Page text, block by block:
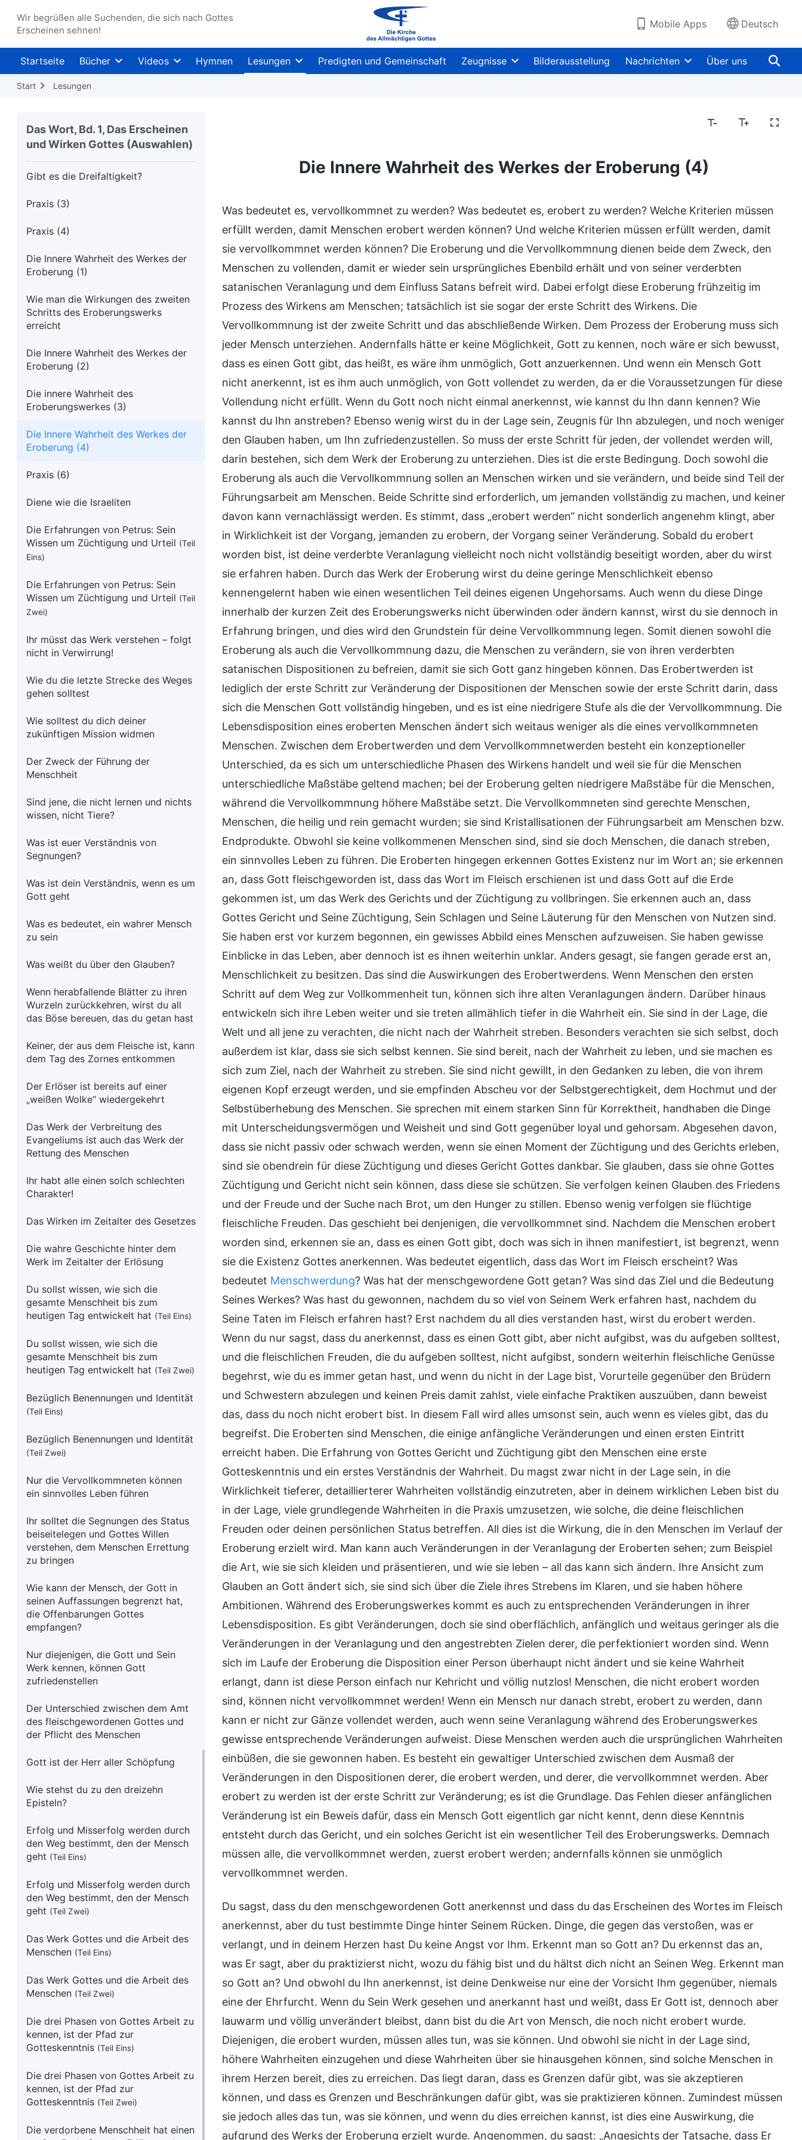
Wir begrüßen alle Suchenden, die sich nach Gottes
Erscheinen sehnen!
Mobile Apps Deutsch
Startseite Bücher Videos Hymnen Lesungen Predigten und Gemeinschaft Zeugnisse Bilderausstellung Nachrichten Über uns
Start Lesungen
Das Wort, Bd. 1, Das Erscheinen
und Wirken Gottes (Auswahlen)
(3)
Das Geheimnis der Menschwerdung
Die beiden Menschwerdungen
vollenden die Bedeutung der
Menschwerdung
Gibt es die Dreifaltigkeit?
Praxis (3)
Praxis (4)
Die Innere Wahrheit des Werkes der
Eroberung (1)
Wie man die Wirkungen des zweiten
Schritts des Eroberungswerks
erreicht
Die Innere Wahrheit des Werkes der
Eroberung (2)
Die innere Wahrheit des
Eroberungswerkes (3)
Die Innere Wahrheit des Werkes der
Eroberung (4)
Praxis (6)
Diene wie die Israeliten
Die Erfahrungen von Petrus: Sein
Wissen um Züchtigung und Urteil (Teil
Eins)
Die Erfahrungen von Petrus: Sein
Wissen um Züchtigung und Urteil (Teil
Zwei)
Ihr müsst das Werk verstehen – folgt
nicht in Verwirrung!
Wie du die letzte Strecke des Weges
gehen solltest
Wie solltest du dich deiner
zukünftigen Mission widmen
Der Zweck der Führung der
Menschheit
Sind jene, die nicht lernen und nichts
wissen, nicht Tiere?
Was ist euer Verständnis von
Segnungen?
Was ist dein Verständnis, wenn es um
Gott geht
Was es bedeutet, ein wahrer Mensch
zu sein
Was weißt du über den Glauben?
Wenn herabfallende Blätter zu ihren
Wurzeln zurückkehren, wirst du all
das Böse bereuen, das du getan hast
Keiner, der aus dem Fleische ist, kann
dem Tag des Zornes entkommen
Der Erlöser ist bereits auf einer
„weißen Wolke“ wiedergekehrt
Das Werk der Verbreitung des
Evangeliums ist auch das Werk der
Rettung des Menschen
Ihr habt alle einen solch schlechten
Charakter!
Das Wirken im Zeitalter des Gesetzes
Die wahre Geschichte hinter dem
Werk im Zeitalter der Erlösung
Du sollst wissen, wie sich die
gesamte Menschheit bis zum
heutigen Tag entwickelt hat (Teil Eins)
Du sollst wissen, wie sich die
gesamte Menschheit bis zum
heutigen Tag entwickelt hat (Teil Zwei)
Bezüglich Benennungen und Identität
(Teil Eins)
Bezüglich Benennungen und Identität
(Teil Zwei)
Nur die Vervollkommneten können
ein sinnvolles Leben führen
Ihr solltet die Segnungen des Status
beiseitelegen und Gottes Willen
verstehen, dem Menschen Errettung
zu bringen
Wie kann der Mensch, der Gott in
seinen Auffassungen begrenzt hat,
die Offenbarungen Gottes
empfangen?
Nur diejenigen, die Gott und Sein
Werk kennen, können Gott
zufriedenstellen
Der Unterschied zwischen dem Amt
des fleischgewordenen Gottes und
der Pflicht des Menschen
Gott ist der Herr aller Schöpfung
Wie stehst du zu den dreizehn
Episteln?
Erfolg und Misserfolg werden durch
den Weg bestimmt, den der Mensch
geht (Teil Eins)
Erfolg und Misserfolg werden durch
den Weg bestimmt, den der Mensch
geht (Teil Zwei)
Das Werk Gottes und die Arbeit des
Menschen (Teil Eins)
Das Werk Gottes und die Arbeit des
Menschen (Teil Zwei)
Die drei Phasen von Gottes Arbeit zu
kennen, ist der Pfad zur
Gotteskenntnis (Teil Eins)
Die drei Phasen von Gottes Arbeit zu
kennen, ist der Pfad zur
Gotteskenntnis (Teil Zwei)
Die verdorbene Menschheit hat einen
Die Innere Wahrheit des Werkes der Eroberung (4)
Was bedeutet es, vervollkommnet zu werden? Was bedeutet es, erobert zu werden? Welche Kriterien müssen
erfüllt werden, damit Menschen erobert werden können? Und welche Kriterien müssen erfüllt werden, damit
sie vervollkommnet werden können? Die Eroberung und die Vervollkommnung dienen beide dem Zweck, den
Menschen zu vollenden, damit er wieder sein ursprüngliches Ebenbild erhält und von seiner verderbten
satanischen Veranlagung und dem Einfluss Satans befreit wird. Dabei erfolgt diese Eroberung frühzeitig im
Prozess des Wirkens am Menschen; tatsächlich ist sie sogar der erste Schritt des Wirkens. Die
Vervollkommnung ist der zweite Schritt und das abschließende Wirken. Dem Prozess der Eroberung muss sich
jeder Mensch unterziehen. Andernfalls hätte er keine Möglichkeit, Gott zu kennen, noch wäre er sich bewusst,
dass es einen Gott gibt, das heißt, es wäre ihm unmöglich, Gott anzuerkennen. Und wenn ein Mensch Gott
nicht anerkennt, ist es ihm auch unmöglich, von Gott vollendet zu werden, da er die Voraussetzungen für diese
Vollendung nicht erfüllt. Wenn du Gott noch nicht einmal anerkennst, wie kannst du Ihn dann kennen? Wie
kannst du Ihn anstreben? Ebenso wenig wirst du in der Lage sein, Zeugnis für Ihn abzulegen, und noch weniger
den Glauben haben, um Ihn zufriedenzustellen. So muss der erste Schritt für jeden, der vollendet werden will,
darin bestehen, sich dem Werk der Eroberung zu unterziehen. Dies ist die erste Bedingung. Doch sowohl die
Eroberung als auch die Vervollkommnung sollen an Menschen wirken und sie verändern, und beide sind Teil der
Führungsarbeit am Menschen. Beide Schritte sind erforderlich, um jemanden vollständig zu machen, und keiner
davon kann vernachlässigt werden. Es stimmt, dass „erobert werden“ nicht sonderlich angenehm klingt, aber
in Wirklichkeit ist der Vorgang, jemanden zu erobern, der Vorgang seiner Veränderung. Sobald du erobert
worden bist, ist deine verderbte Veranlagung vielleicht noch nicht vollständig beseitigt worden, aber du wirst
sie erfahren haben. Durch das Werk der Eroberung wirst du deine geringe Menschlichkeit ebenso
kennengelernt haben wie einen wesentlichen Teil deines eigenen Ungehorsams. Auch wenn du diese Dinge
innerhalb der kurzen Zeit des Eroberungswerks nicht überwinden oder ändern kannst, wirst du sie dennoch in
Erfahrung bringen, und dies wird den Grundstein für deine Vervollkommnung legen. Somit dienen sowohl die
Eroberung als auch die Vervollkommnung dazu, die Menschen zu verändern, sie von ihren verderbten
satanischen Dispositionen zu befreien, damit sie sich Gott ganz hingeben können. Das Erobertwerden ist
lediglich der erste Schritt zur Veränderung der Dispositionen der Menschen sowie der erste Schritt darin, dass
sich die Menschen Gott vollständig hingeben, und es ist eine niedrigere Stufe als die der Vervollkommnung. Die
Lebensdisposition eines eroberten Menschen ändert sich weitaus weniger als die eines vervollkommneten
Menschen. Zwischen dem Erobertwerden und dem Vervollkommnetwerden besteht ein konzeptioneller
Unterschied, da es sich um unterschiedliche Phasen des Wirkens handelt und weil sie für die Menschen
unterschiedliche Maßstäbe geltend machen; bei der Eroberung gelten niedrigere Maßstäbe für die Menschen,
während die Vervollkommnung höhere Maßstäbe setzt. Die Vervollkommneten sind gerechte Menschen,
Menschen, die heilig und rein gemacht wurden; sie sind Kristallisationen der Führungsarbeit am Menschen bzw.
Endprodukte. Obwohl sie keine vollkommenen Menschen sind, sind sie doch Menschen, die danach streben,
ein sinnvolles Leben zu führen. Die Eroberten hingegen erkennen Gottes Existenz nur im Wort an; sie erkennen
an, dass Gott fleischgeworden ist, dass das Wort im Fleisch erschienen ist und dass Gott auf die Erde
gekommen ist, um das Werk des Gerichts und der Züchtigung zu vollbringen. Sie erkennen auch an, dass
Gottes Gericht und Seine Züchtigung, Sein Schlagen und Seine Läuterung für den Menschen von Nutzen sind.
Sie haben erst vor kurzem begonnen, ein gewisses Abbild eines Menschen aufzuweisen. Sie haben gewisse
Einblicke in das Leben, aber dennoch ist es ihnen weiterhin unklar. Anders gesagt, sie fangen gerade erst an,
Menschlichkeit zu besitzen. Das sind die Auswirkungen des Erobertwerdens. Wenn Menschen den ersten
Schritt auf dem Weg zur Vollkommenheit tun, können sich ihre alten Veranlagungen ändern. Darüber hinaus
entwickeln sich ihre Leben weiter und sie treten allmählich tiefer in die Wahrheit ein. Sie sind in der Lage, die
Welt und all jene zu verachten, die nicht nach der Wahrheit streben. Besonders verachten sie sich selbst, doch
außerdem ist klar, dass sie sich selbst kennen. Sie sind bereit, nach der Wahrheit zu leben, und sie machen es
sich zum Ziel, nach der Wahrheit zu streben. Sie sind nicht gewillt, in den Gedanken zu leben, die von ihrem
eigenen Kopf erzeugt werden, und sie empfinden Abscheu vor der Selbstgerechtigkeit, dem Hochmut und der
Selbstüberhebung des Menschen. Sie sprechen mit einem starken Sinn für Korrektheit, handhaben die Dinge
mit Unterscheidungsvermögen und Weisheit und sind Gott gegenüber loyal und gehorsam. Abgesehen davon,
dass sie nicht passiv oder schwach werden, wenn sie einen Moment der Züchtigung und des Gerichts erleben,
sind sie obendrein für diese Züchtigung und dieses Gericht Gottes dankbar. Sie glauben, dass sie ohne Gottes
Züchtigung und Gericht nicht sein können, dass diese sie schützen. Sie verfolgen keinen Glauben des Friedens
und der Freude und der Suche nach Brot, um den Hunger zu stillen. Ebenso wenig verfolgen sie flüchtige
fleischliche Freuden. Das geschieht bei denjenigen, die vervollkommnet sind. Nachdem die Menschen erobert
worden sind, erkennen sie an, dass es einen Gott gibt, doch was sich in ihnen manifestiert, ist begrenzt, wenn
sie die Existenz Gottes anerkennen. Was bedeutet eigentlich, dass das Wort im Fleisch erscheint? Was
bedeutet Menschwerdung? Was hat der menschgewordene Gott getan? Was sind das Ziel und die Bedeutung
Seines Werkes? Was hast du gewonnen, nachdem du so viel von Seinem Werk erfahren hast, nachdem du
Seine Taten im Fleisch erfahren hast? Erst nachdem du all dies verstanden hast, wirst du erobert werden.
Wenn du nur sagst, dass du anerkennst, dass es einen Gott gibt, aber nicht aufgibst, was du aufgeben solltest,
und die fleischlichen Freuden, die du aufgeben solltest, nicht aufgibst, sondern weiterhin fleischliche Genüsse
begehrst, wie du es immer getan hast, und wenn du nicht in der Lage bist, Vorurteile gegenüber den Brüdern
und Schwestern abzulegen und keinen Preis damit zahlst, viele einfache Praktiken auszuüben, dann beweist
das, dass du noch nicht erobert bist. In diesem Fall wird alles umsonst sein, auch wenn es vieles gibt, das du
begreifst. Die Eroberten sind Menschen, die einige anfängliche Veränderungen und einen ersten Eintritt
erreicht haben. Die Erfahrung von Gottes Gericht und Züchtigung gibt den Menschen eine erste
Gotteskenntnis und ein erstes Verständnis der Wahrheit. Du magst zwar nicht in der Lage sein, in die
Wirklichkeit tieferer, detaillierterer Wahrheiten vollständig einzutreten, aber in deinem wirklichen Leben bist du
in der Lage, viele grundlegende Wahrheiten in die Praxis umzusetzen, wie solche, die deine fleischlichen
Freuden oder deinen persönlichen Status betreffen. All dies ist die Wirkung, die in den Menschen im Verlauf der
Eroberung erzielt wird. Man kann auch Veränderungen in der Veranlagung der Eroberten sehen; zum Beispiel
die Art, wie sie sich kleiden und präsentieren, und wie sie leben – all das kann sich ändern. Ihre Ansicht zum
Glauben an Gott ändert sich, sie sind sich über die Ziele ihres Strebens im Klaren, und sie haben höhere
Ambitionen. Während des Eroberungswerkes kommt es auch zu entsprechenden Veränderungen in ihrer
Lebensdisposition. Es gibt Veränderungen, doch sie sind oberflächlich, anfänglich und weitaus geringer als die
Veränderungen in der Veranlagung und den angestrebten Zielen derer, die perfektioniert worden sind. Wenn
sich im Laufe der Eroberung die Disposition einer Person überhaupt nicht ändert und sie keine Wahrheit
erlangt, dann ist diese Person einfach nur Kehricht und völlig nutzlos! Menschen, die nicht erobert worden
sind, können nicht vervollkommnet werden! Wenn ein Mensch nur danach strebt, erobert zu werden, dann
kann er nicht zur Gänze vollendet werden, auch wenn seine Veranlagung während des Eroberungswerkes
gewisse entsprechende Veränderungen aufweist. Diese Menschen werden auch die ursprünglichen Wahrheiten
einbüßen, die sie gewonnen haben. Es besteht ein gewaltiger Unterschied zwischen dem Ausmaß der
Veränderungen in den Dispositionen derer, die erobert werden, und derer, die vervollkommnet werden. Aber
erobert zu werden ist der erste Schritt zur Veränderung; es ist die Grundlage. Das Fehlen dieser anfänglichen
Veränderung ist ein Beweis dafür, dass ein Mensch Gott eigentlich gar nicht kennt, denn diese Kenntnis
entsteht durch das Gericht, und ein solches Gericht ist ein wesentlicher Teil des Eroberungswerks. Demnach
müssen alle, die vervollkommnet werden, zuerst erobert werden; andernfalls können sie unmöglich
vervollkommnet werden.
Du sagst, dass du den menschgewordenen Gott anerkennst und dass du das Erscheinen des Wortes im Fleisch
anerkennst, aber du tust bestimmte Dinge hinter Seinem Rücken. Dinge, die gegen das verstoßen, was er
verlangt, und in deinem Herzen hast Du keine Angst vor Ihm. Erkennt man so Gott an? Du erkennst das an,
was Er sagt, aber du praktizierst nicht, wozu du fähig bist und du hältst dich nicht an Seinen Weg. Erkennt man
so Gott an? Und obwohl du Ihn anerkennst, ist deine Denkweise nur eine der Vorsicht Ihm gegenüber, niemals
eine der Ehrfurcht. Wenn du Sein Werk gesehen und anerkannt hast und weißt, dass Er Gott ist, dennoch aber
lauwarm und völlig unverändert bleibst, dann bist du die Art von Mensch, die noch nicht erobert wurde.
Diejenigen, die erobert wurden, müssen alles tun, was sie können. Und obwohl sie nicht in der Lage sind,
höhere Wahrheiten einzugehen und diese Wahrheiten über sie hinausgehen können, sind solche Menschen in
ihrem Herzen bereit, dies zu erreichen. Das liegt daran, dass es Grenzen dafür gibt, was sie akzeptieren
können, und dass es Grenzen und Beschränkungen dafür gibt, was sie praktizieren können. Zumindest müssen
sie jedoch alles das tun, was sie können, und wenn du dies erreichen kannst, ist dies eine Auswirkung, die
aufgrund des Werks der Eroberung erzielt wurde. Angenommen, du sagst: „Angesichts der Tatsache, dass Er